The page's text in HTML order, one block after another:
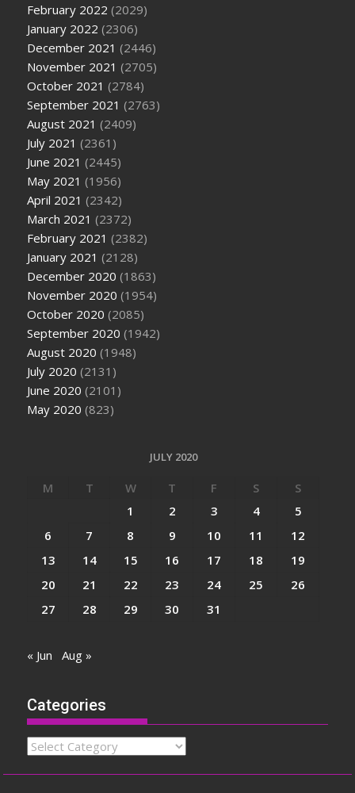
February 2022 (2029)
January 2022 (2306)
December 2021 (2446)
November 2021 (2705)
October 2021 (2784)
September 2021 (2763)
August 2021 (2409)
July 2021 (2361)
June 2021 (2445)
May 2021 (1956)
April 2021 (2342)
March 2021 (2372)
February 2021 (2382)
January 2021 (2128)
December 2020 (1863)
November 2020 (1954)
October 2020 (2085)
September 2020 (1942)
August 2020 (1948)
July 2020 (2131)
June 2020 (2101)
May 2020 (823)
JULY 2020
M T W T F S
S
1
2 3 4
5
6
7 8 9 10 11
12
13
14 15 16 17 18
19
20
21 22 23 24 25
26
27
28 29 30 31
« Jun Aug »
Categories
Categories